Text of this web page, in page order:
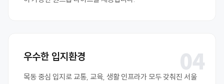
04
우수한 입지환경
목동 중심 입지로 교통, 교육, 생활 인프라가 모두 갖춰진 서울